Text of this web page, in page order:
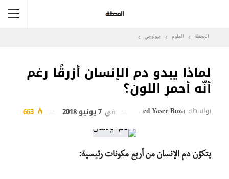
المحطة العلوم بيولوجي
لماذا يبدو دم الإنسان أزرقًا رغم
أنّه أحمر اللون؟
بواسطة Ahmed Yaser Roza في 7 يونيو 2018
يتكوّن دم الإنسان من أربع مكونات رئيسية: